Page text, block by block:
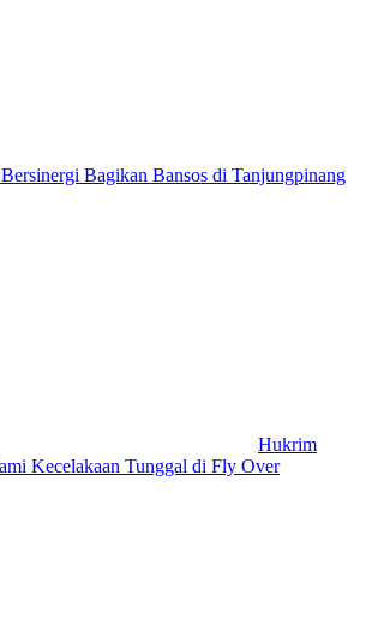
Bagikan Bansos di Tanjungpinang
Hukrim
Kecelakaan Tunggal di Fly Over